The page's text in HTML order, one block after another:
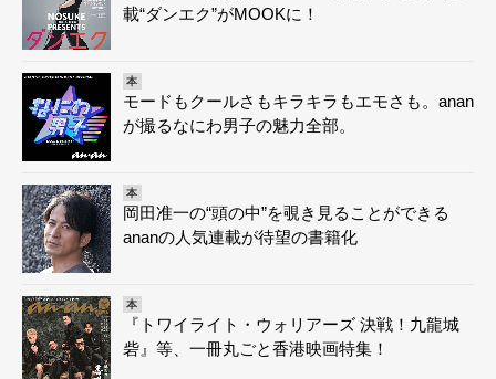
載“ダンエク”がMOOKに！
本
モードもクールさもキラキラもエモさも。anan
が撮るなにわ男子の魅力全部。
本
岡田准一の“頭の中”を覗き見ることができる
ananの人気連載が待望の書籍化
本
『トワイライト・ウォリアーズ 決戦！九龍城
砦』等、一冊丸ごと香港映画特集！